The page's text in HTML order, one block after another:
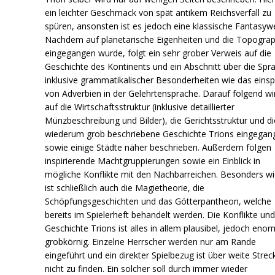
ein leichter Geschmack von spät antikem Reichsverfall zu
spüren, ansonsten ist es jedoch eine klassische
Nachdem auf planetarische Eigenheiten und die
eingegangen wurde, folgt ein sehr grober Verweis auf die
Geschichte des Kontinents und ein Abschnitt über die
inklusive grammatikalischer Besonderheiten wie das
von Adverbien in der Gelehrtensprache. Darauf folgend
auf die Wirtschaftsstruktur (inklusive detaillierter
Münzbeschreibung und Bilder), die Gerichtsstruktur und
wiederum grob beschriebene Geschichte Trions
sowie einige Städte näher beschrieben. Außerdem folgen
inspirierende Machtgruppierungen sowie ein Einblick in
mögliche Konflikte mit den Nachbarreichen. Besonders
ist schließlich auch die Magietheorie, die
Schöpfungsgeschichten und das Götterpantheon, welche
bereits im Spielerheft behandelt werden. Die Konflikte und
Geschichte Trions ist alles in allem plausibel, jedoch
grobkörnig. Einzelne Herrscher werden nur am Rande
eingeführt und ein direkter Spielbezug ist über weite
nicht zu finden. Ein solcher soll durch immer wieder